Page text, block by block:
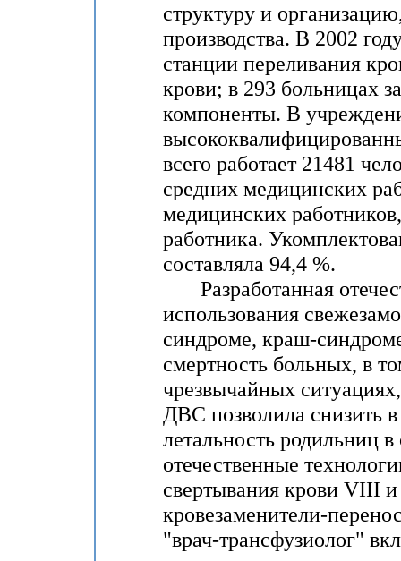
структуру и
производства. В 2002
станции переливания
крови; в 293 больницах
компоненты. В
всего работает 21481
средних медицинских
медицинских
работника.
составляла 94,4 %.
Разработанная
использования
синдроме, краш-
смертность больных, в
чрезвычайных
ДВС позволила снизить
летальность родильниц
отечественные
свертывания крови VIII
кровезаменители-
"врач-трансфузиолог"